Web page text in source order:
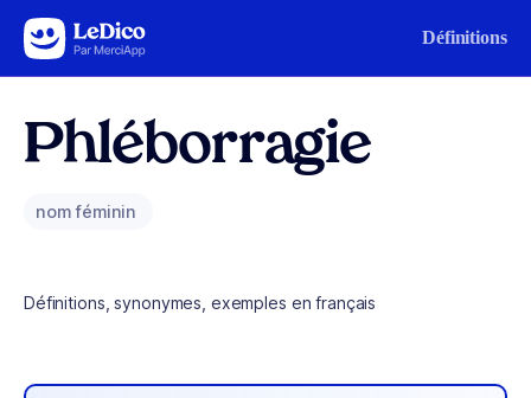
Aller au contenu Définitions
Phléborragie
nom féminin
Définitions, synonymes, exemples en français